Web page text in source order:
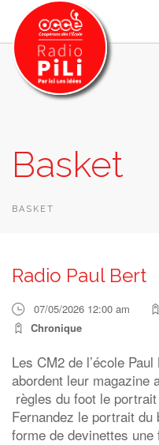
GRILLE DES
EMISSIONS / PODCASTS
RECHERCHER
Basket
BASKET
Radio Paul Bert
07/05/2026 12:00 am
Chronique
Les CM2 de l’école
abordent leur magazine
règles du foot le
Fernandez le portrait
forme de devinettes